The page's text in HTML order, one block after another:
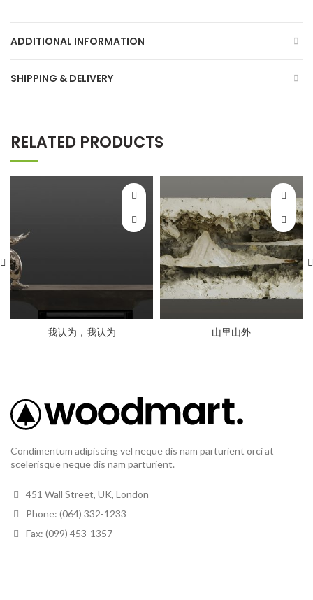
ADDITIONAL INFORMATION
SHIPPING & DELIVERY
RELATED PRODUCTS
我认为，我认为 山里山外
Condimentum adipiscing vel neque dis nam parturient orci at
scelerisque neque dis nam parturient.
451 Wall Street, UK, London
Phone: (064) 332-1233
Fax: (099) 453-1357